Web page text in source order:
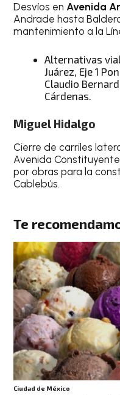
Desvíos enAvenida
Andrade hasta
mantenimiento a la
Alternativas
Juárez, Eje 1
Claudio
Cárdenas.
Miguel Hidalgo
Cierre de carriles
Avenida
por obras para la
Cablebús.
Te
Ciudad de México